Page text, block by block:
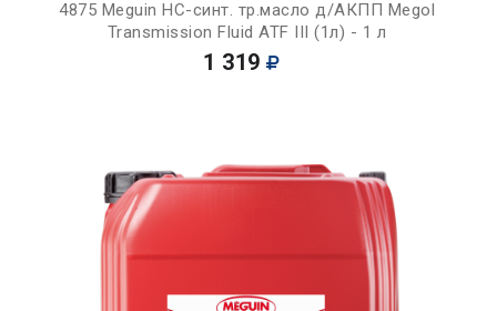
4875 Meguin НС-синт. тр.масло д/АКПП Megol
Transmission Fluid ATF III (1л) - 1 л
1 319